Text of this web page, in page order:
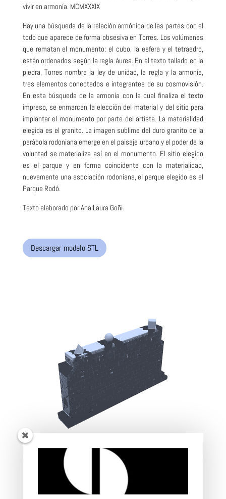
vivir en armonía. MCMXXXIX
Hay una búsqueda de la relación armónica de las partes con el
todo que aparece de forma obsesiva en Torres. Los volúmenes
que rematan el monumento: el cubo, la esfera y el tetraedro,
están ordenados según la regla áurea. En el texto tallado en la
piedra, Torres nombra la ley de unidad, la regla y la armonía,
tres elementos conectados e integrantes de su cosmovisión.
En esta búsqueda de la armonía con la cual finaliza el texto
impreso, se enmarcan la elección del material y del sitio para
implantar el monumento por parte del artista. La materialidad
elegida es el granito. La imagen sublime del duro granito de la
parábola rodoniana emerge en el paisaje urbano y el poder de la
voluntad se materializa así en el monumento. El sitio elegido
es el parque y en forma coincidente con la materialidad,
nuevamente una asociación rodoniana, el parque elegido es el
Parque Rodó.
Texto elaborado por Ana Laura Goñi.
Descargar modelo STL